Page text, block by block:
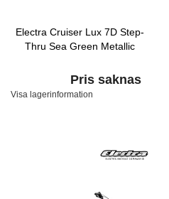
Electra Cruiser Lux 7D Step-
Thru Sea Green Metallic
Pris saknas
Visa lagerinformation